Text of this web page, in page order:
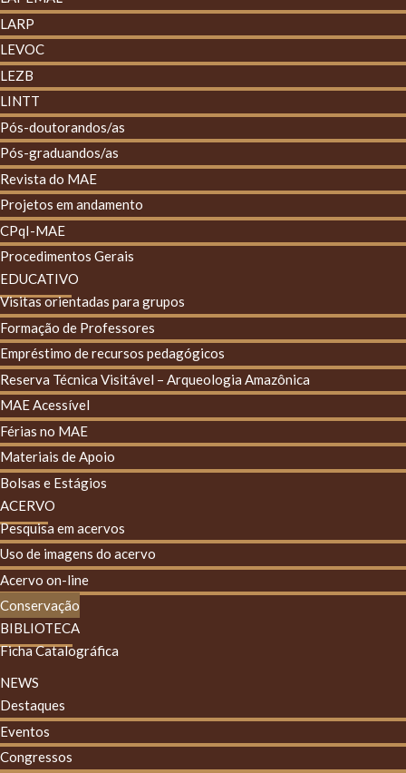
LARP
LEVOC
LEZB
LINTT
Pós-doutorandos/as
Pós-graduandos/as
Revista do MAE
Projetos em andamento
CPqI-MAE
Procedimentos Gerais
EDUCATIVO
Visitas orientadas para grupos
Formação de Professores
Empréstimo de recursos pedagógicos
Reserva Técnica Visitável – Arqueologia Amazônica
MAE Acessível
Férias no MAE
Materiais de Apoio
Bolsas e Estágios
ACERVO
Pesquisa em acervos
Uso de imagens do acervo
Acervo on-line
Conservação
BIBLIOTECA
Ficha Catalográfica
NEWS
Destaques
Eventos
Congressos